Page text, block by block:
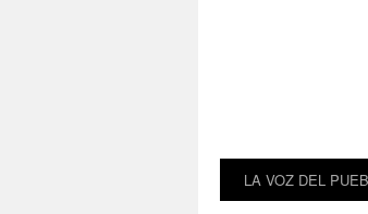
LA VOZ DEL